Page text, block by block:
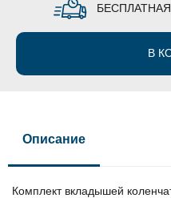
В
Описание
Комплект вкладышей